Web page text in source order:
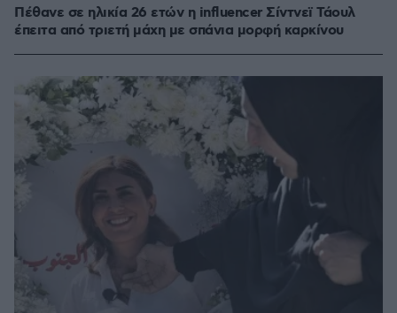
Πέθανε σε ηλικία 26 ετών η influencer Σίντνεϊ Τάουλ
έπειτα από τριετή μάχη με σπάνια μορφή καρκίνου